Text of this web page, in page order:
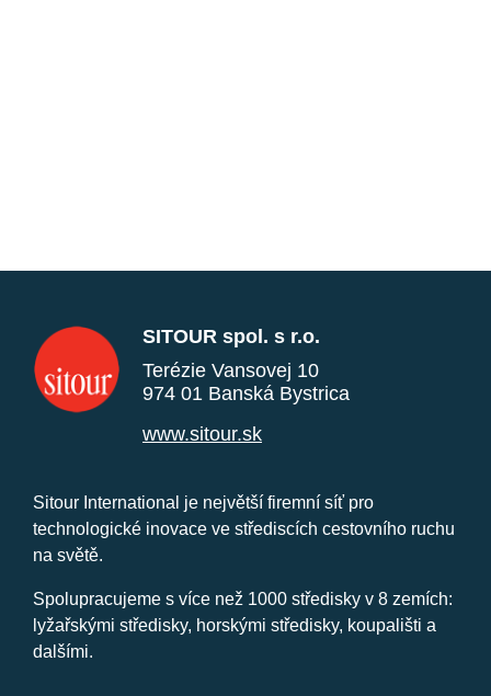
SITOUR spol. s r.o.
Terézie Vansovej 10
974 01 Banská Bystrica
www.sitour.sk
Sitour International je největší firemní síť pro
technologické inovace ve střediscích cestovního ruchu
na světě.
Spolupracujeme s více než 1000 středisky v 8 zemích:
lyžařskými středisky, horskými středisky, koupališti a
dalšími.